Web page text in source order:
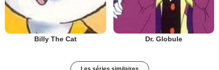
Billy The Cat Dr. Globule